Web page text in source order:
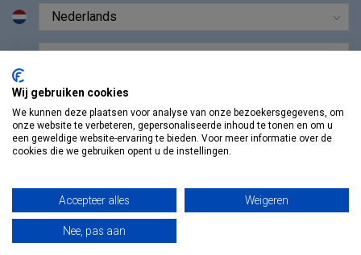
© Copyright 2026 Vosmedisch.nl - A. Vos en Zoons B.V.
Wij gebruiken cookies
We kunnen deze plaatsen voor analyse van onze bezoekersgegevens, om
onze website te verbeteren, gepersonaliseerde inhoud te tonen en om u
een geweldige website-ervaring te bieden. Voor meer informatie over de
cookies die we gebruiken opent u de instellingen.
Accepteer alles Weigeren
Nee, pas aan